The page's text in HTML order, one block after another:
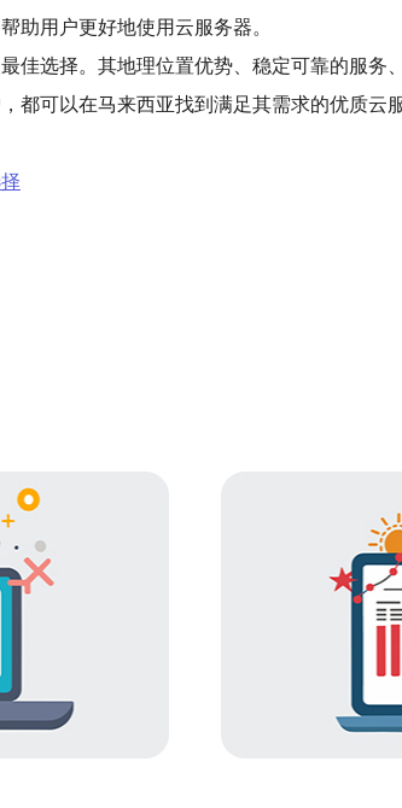
助用户更好地使用云服务器。
佳选择。其地理位置优势、稳定可靠的服
都可以在马来西亚找到满足其需求的优质云